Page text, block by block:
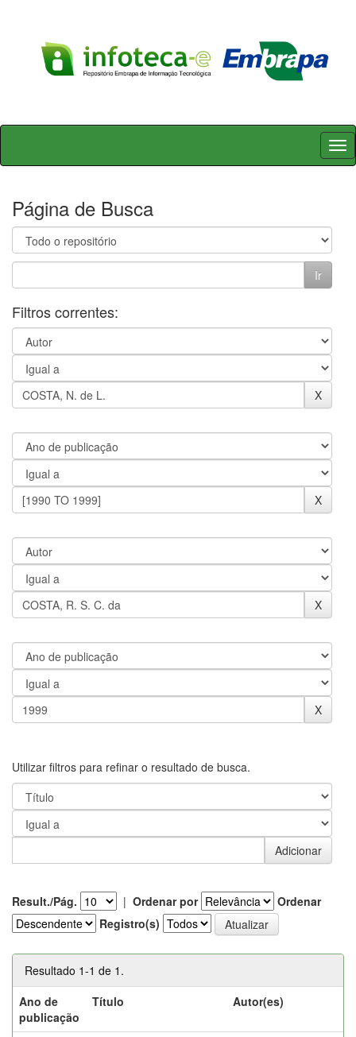
Skip
Página de Busca
Filtros correntes:
Utilizar filtros para refinar o resultado de busca.
Result./Pág. | Ordenar por
Ordenar
Registro(s)
Resultado 1-1 de 1.
Ano de
publicação
Título Autor(es)